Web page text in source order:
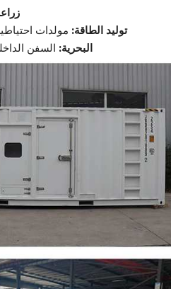
توليد الطاقة: مولدات
البحرية: السفن